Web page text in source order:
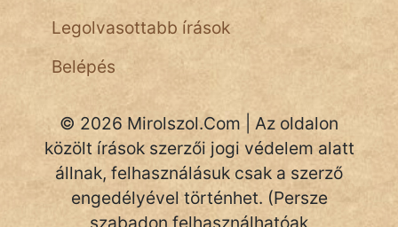
Legolvasottabb írások
Belépés
© 2026 Mirolszol.Com | Az oldalon
közölt írások szerzői jogi védelem alatt
állnak, felhasználásuk csak a szerző
engedélyével történhet. (Persze
szabadon felhasználhatóak